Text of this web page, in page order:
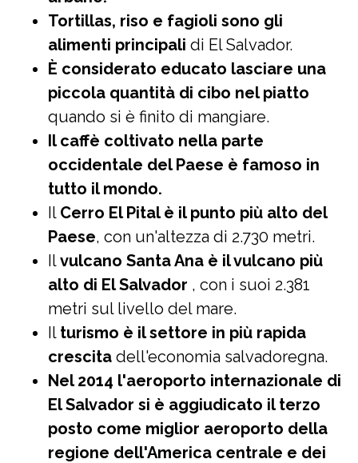
Tortillas, riso e fagioli sono gli
alimenti principali di El Salvador.
È considerato educato lasciare una
piccola quantità di cibo nel piatto
quando si è finito di mangiare.
Il caffè coltivato nella parte
occidentale del Paese è famoso in
tutto il mondo.
Il Cerro El Pital è il punto più alto del
Paese, con un'altezza di 2.730 metri.
Ilvulcano Santa Ana è il vulcano più
alto di El Salvador , con i suoi 2.381
metri sul livello del mare.
Il turismo è il settore in più rapida
crescita dell'economia salvadoregna.
Nel 2014 l'aeroporto internazionale di
El Salvador si è aggiudicato il terzo
posto come miglior aeroporto della
regione dell'America centrale e dei